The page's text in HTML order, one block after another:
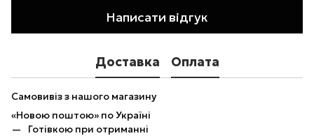
Написати відгук
Доставка Оплата
Самовивіз з нашого магазину
«Новою поштою» по Україні
Готівкою при отриманні